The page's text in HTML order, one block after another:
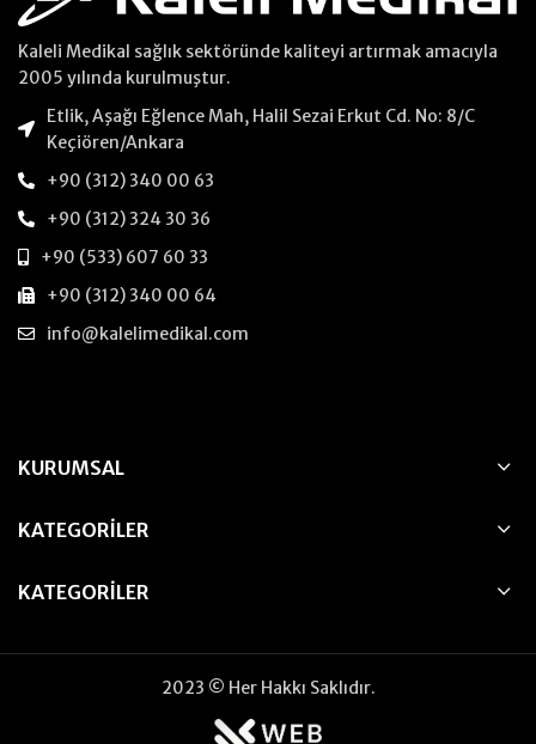
Kaleli Medikal sağlık sektöründe kaliteyi artırmak amacıyla
2005 yılında kurulmuştur.
Etlik, Aşağı Eğlence Mah, Halil Sezai Erkut Cd. No: 8/C
Keçiören/Ankara
+90 (312) 340 00 63
+90 (312) 324 30 36
+90 (533) 607 60 33
+90 (312) 340 00 64
info@kalelimedikal.com
KURUMSAL
KATEGORILER
KATEGORILER
2023 © Her Hakkı Saklıdır.